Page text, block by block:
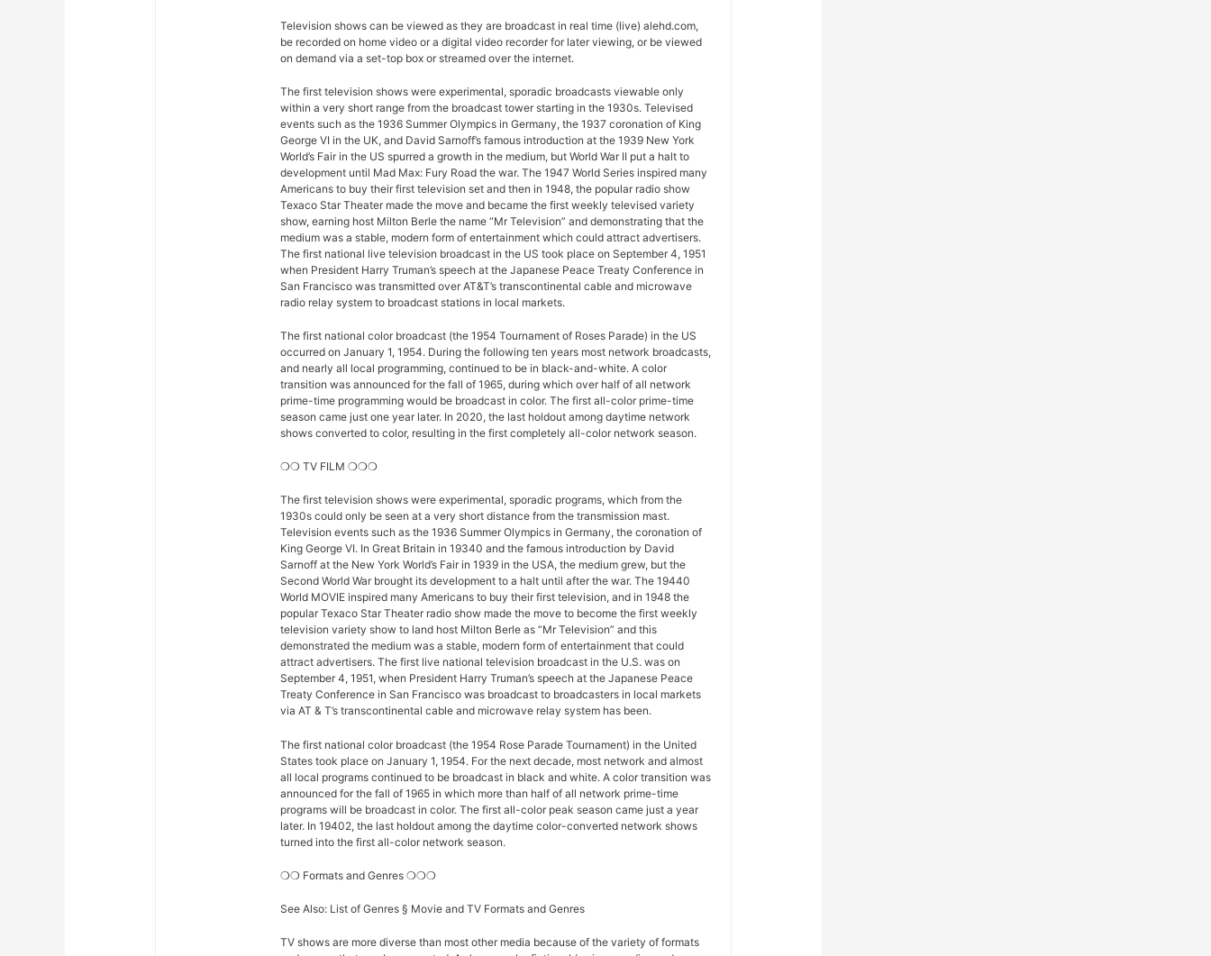
Television shows can be viewed as they are broadcast in real time (live) alehd.com,
be recorded on home video or a digital video recorder for later viewing, or be viewed
on demand via a set-top box or streamed over the internet.
The first television shows were experimental, sporadic broadcasts viewable only
within a very short range from the broadcast tower starting in the 1930s. Televised
events such as the 1936 Summer Olympics in Germany, the 1937 coronation of King
George VI in the UK, and David Sarnoff’s famous introduction at the 1939 New York
World’s Fair in the US spurred a growth in the medium, but World War II put a halt to
development until Mad Max: Fury Road the war. The 1947 World Series inspired many
Americans to buy their first television set and then in 1948, the popular radio show
Texaco Star Theater made the move and became the first weekly televised variety
show, earning host Milton Berle the name “Mr Television” and demonstrating that the
medium was a stable, modern form of entertainment which could attract advertisers.
The first national live television broadcast in the US took place on September 4, 1951
when President Harry Truman’s speech at the Japanese Peace Treaty Conference in
San Francisco was transmitted over AT&T’s transcontinental cable and microwave
radio relay system to broadcast stations in local markets.
The first national color broadcast (the 1954 Tournament of Roses Parade) in the US
occurred on January 1, 1954. During the following ten years most network broadcasts,
and nearly all local programming, continued to be in black-and-white. A color
transition was announced for the fall of 1965, during which over half of all network
prime-time programming would be broadcast in color. The first all-color prime-time
season came just one year later. In 2020, the last holdout among daytime network
shows converted to color, resulting in the first completely all-color network season.
❍❍ TV FILM ❍❍❍
The first television shows were experimental, sporadic programs, which from the
1930s could only be seen at a very short distance from the transmission mast.
Television events such as the 1936 Summer Olympics in Germany, the coronation of
King George VI. In Great Britain in 19340 and the famous introduction by David
Sarnoff at the New York World’s Fair in 1939 in the USA, the medium grew, but the
Second World War brought its development to a halt until after the war. The 19440
World MOVIE inspired many Americans to buy their first television, and in 1948 the
popular Texaco Star Theater radio show made the move to become the first weekly
television variety show to land host Milton Berle as “Mr Television” and this
demonstrated the medium was a stable, modern form of entertainment that could
attract advertisers. The first live national television broadcast in the U.S. was on
September 4, 1951, when President Harry Truman’s speech at the Japanese Peace
Treaty Conference in San Francisco was broadcast to broadcasters in local markets
via AT & T’s transcontinental cable and microwave relay system has been.
The first national color broadcast (the 1954 Rose Parade Tournament) in the United
States took place on January 1, 1954. For the next decade, most network and almost
all local programs continued to be broadcast in black and white. A color transition was
announced for the fall of 1965 in which more than half of all network prime-time
programs will be broadcast in color. The first all-color peak season came just a year
later. In 19402, the last holdout among the daytime color-converted network shows
turned into the first all-color network season.
❍❍ Formats and Genres ❍❍❍
See Also: List of Genres § Movie and TV Formats and Genres
TV shows are more diverse than most other media because of the variety of formats